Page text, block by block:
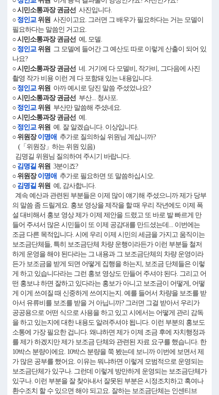
○ 시민소통과장 권금선 사진입니다.
○ 정인교위원 사진이고요. 그러면 그 배우가 필요하다는 거는 모델이
필요하다는 말씀인 거고요.
○ 시민소통과장 권금선 예, 모델.
○ 정인교위원 그 모델에 들어간 그 예산도 따로 이렇게 산출이 되어 있
나요?
○ 시민소통과장 권금선 네. 거기에 다 모델비, 작가비, 그다음에 사진
촬영 작가 비용 이런 게 다 포함돼 있는 내용입니다.
○ 정인교위원 아까 예시로 당진 말씀 주셨었나요?
○ 시민소통과장 권금선 부산... 청사포.
○ 정인교위원 부산만 말씀해 주셨네요.
○ 시민소통과장 권금선 예.
○ 정인교위원 예. 잘 알겠습니다. 이상입니다.
○ 위원장이명애 추가로 질의하실 위원님 계십니까?
(「위원장」하는 위원 있음)
김명길 위원님 질의하여 주시기 바랍니다.
○ 김명길 위원 3분이죠?
○ 위원장이명애 추가로 필요하면 또 말씀하십시오.
○ 김명길 위원 예, 감사합니다.
계속 예산과 관련된 부분들은 이제 많이 얘기해 주셨으니까 제가 당부
의 말씀 좀 드릴게요. 홍보 영상을 제작을 할 때 우리 작년에도 이제 폭
설 대비해서 홍보 영상 제가 이제 제안을 드렸고 또 바로 발 빠르게 만
들어 주셔서 많은 시민들이 또 이제 공감대를 만드셨는데... 이번에는
조금 다른 목적입니다. 시에 우리 이제 시민의 세금을 가지고 움직이는
보조금단체들, 특히 보조금단체 차량 운행이라든가 이런 부분들 철저
하게 운영을 해야 된다라는 그 내용과 그 보조금단체의 차량 운영이라
든가 보조금을 받게 되면 어떻게 집행을 하는지, 보조금 단체들은 이렇
게 하고 있습니다라는 그런 홍보 영상도 만들어 주셔야 된다. 그리고 어
떤 홍보냐 하면 잘하고 있다라는 홍보가 아니고 보조금이 어떻게, 어떻
게 이게 쓰여질 때 신중하게 쓰여지는지. 예를 들어서 차량을 보조를 받
아서 유류비를 보조를 받을 거 아닙니까? 그러면 그걸 받아서 우리가
공공용으로 어떤 식으로 사용을 하고 있고 시에서는 어떻게 관리 감독
을 하고 있는지에 대한 내용도 알려주셔야 됩니다. 이런 부분의 홍보도
소통에 가장 필요한 겁니다. 왜냐하면 제가 이제 조금 후에 자치행정과
를 제가 하겠지만 제가 보조금 단체와 관련된 자료 요구를 했습니다. 한
10박스 분량이에요. 10박스 분량을 쭉 봤는데 보니까 이번에 보면서 제
가 많은 공부를 했어요. 이유는 뭐냐하면 이렇게 모범적으로 운영되는
보조금단체가 있구나. 그런데 이렇게 방만하게 운영되는 보조금단체가
있구나. 이런 부분을 잘 찾아내서 잘못된 부분은 시정조치하고 혹여나
환수조치 할 수 있으면 해야 되고요. 잘하는 보조금단체는 인센티브